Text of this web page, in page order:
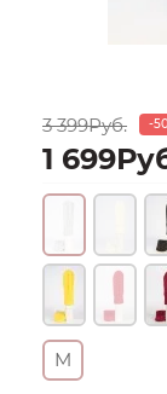
3 399Руб. -
1
M